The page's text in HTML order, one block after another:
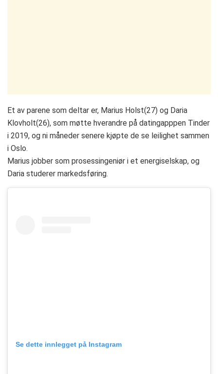
Et av parene som deltar er, Marius Holst(27) og Daria
Klovholt(26), som møtte hverandre på datingapppen Tinder
i 2019, og ni måneder senere kjøpte de se leilighet sammen
i Oslo.
Marius jobber som prosessingeniør i et energiselskap, og
Daria studerer markedsføring.
Se dette innlegget på Instagram